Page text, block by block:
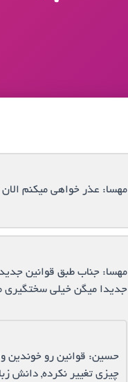
مهسا: عذر خواهي ميكنم
مهسا: جناب طبق قوانين
جديدا ميگن خيلي سختگيري
حسین: قوانین رو خوندین
چیزی تغییر نکرده, دانش